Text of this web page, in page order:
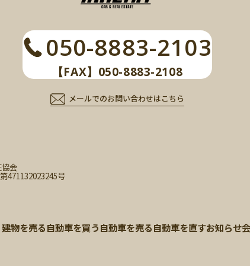
050-8883-2103
【FAX】050-8883-2108
メールでのお問い合わせはこちら
会
471132023245号
物を売る自動車を買う自動車を売る自動車を直すお知らせ